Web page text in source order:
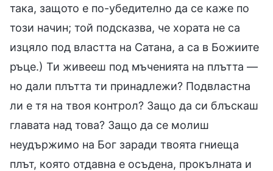
така, защото е по-убедително да се каже по
този начин; той подсказва, че хората не са
изцяло под властта на Сатана, а са в Божиите
ръце.) Ти живееш под мъченията на плътта —
но дали плътта ти принадлежи? Подвластна
ли е тя на твоя контрол? Защо да си блъскаш
главата над това? Защо да се молиш
неудържимо на Бог заради твоята гниеща
плът, която отдавна е осъдена, прокълната и